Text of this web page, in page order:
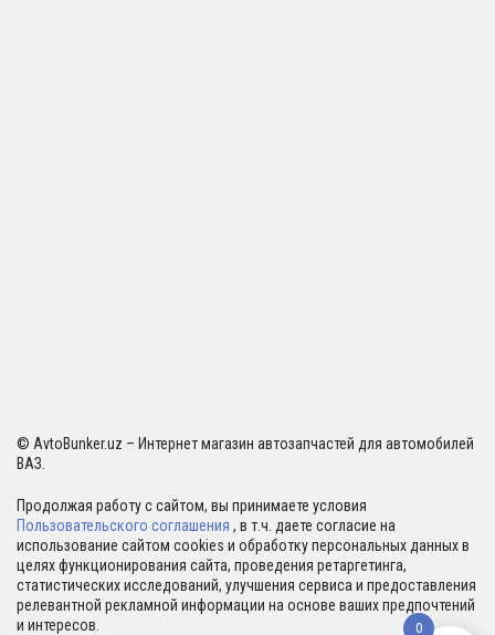
© AvtoBunker.uz – Интернет магазин автозапчастей для автомобилей
ВАЗ.
Продолжая работу с сайтом, вы принимаете условия
Пользовательского соглашения , в т.ч. даете согласие на
использование сайтом cookies и обработку персональных данных в
целях функционирования сайта, проведения ретаргетинга,
статистических исследований, улучшения сервиса и предоставления
релевантной рекламной информации на основе ваших предпочтений
и интересов.
0